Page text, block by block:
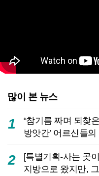
많이 본 뉴스
1
“참기름 짜며 되찾
방앗간’ 어르신들
2
[특별기획-사는 곳
지방으로 왔지만,